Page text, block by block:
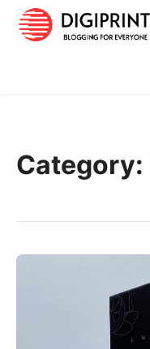
Category: